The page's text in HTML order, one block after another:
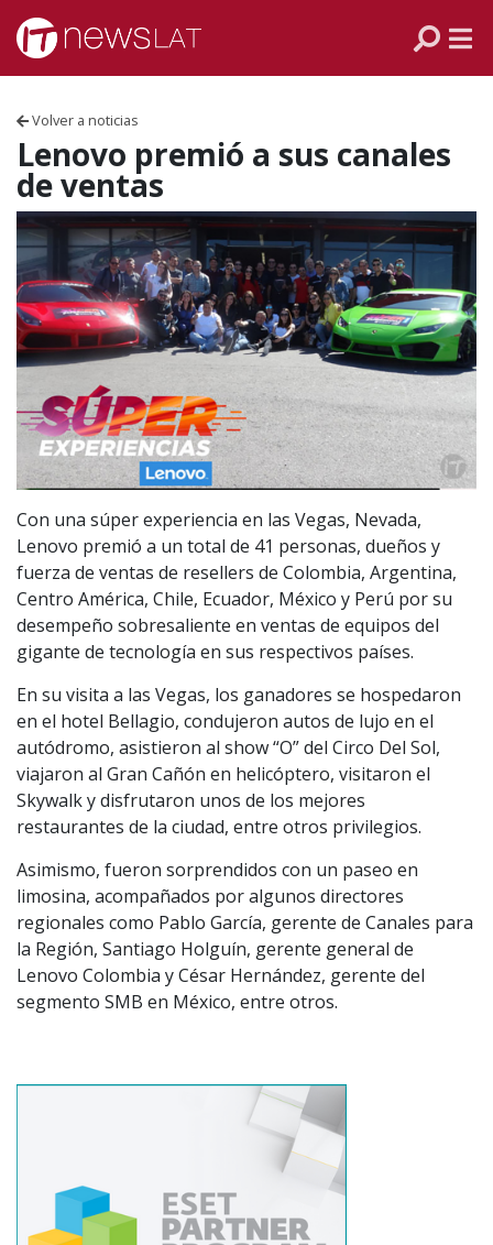
Skip to content
Volver a noticias
Lenovo premió a sus canales
de ventas
Con una súper experiencia en las Vegas, Nevada,
Lenovo premió a un total de 41 personas, dueños y
fuerza de ventas de resellers de Colombia, Argentina,
Centro América, Chile, Ecuador, México y Perú por su
desempeño sobresaliente en ventas de equipos del
gigante de tecnología en sus respectivos países.
En su visita a las Vegas, los ganadores se hospedaron
en el hotel Bellagio, condujeron autos de lujo en el
autódromo, asistieron al show “O” del Circo Del Sol,
viajaron al Gran Cañón en helicóptero, visitaron el
Skywalk y disfrutaron unos de los mejores
restaurantes de la ciudad, entre otros privilegios.
Asimismo, fueron sorprendidos con un paseo en
limosina, acompañados por algunos directores
regionales como Pablo García, gerente de Canales para
la Región, Santiago Holguín, gerente general de
Lenovo Colombia y César Hernández, gerente del
segmento SMB en México, entre otros.
VENEZUELA
PERÚ
CHILE
ARGENTINA
MÉXICO